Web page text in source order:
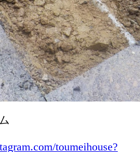
toumeihouse?